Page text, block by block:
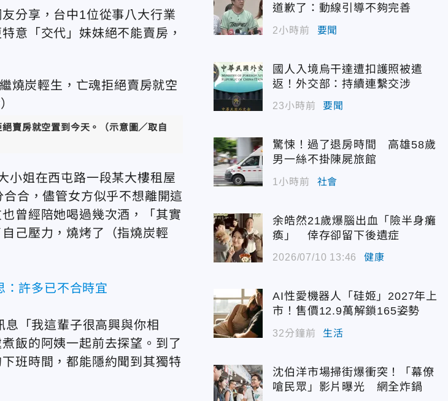
分享，台中1位從事八大行業
意「交代」妹妹絕不能賣房，
賣房就空置到今天。（示意圖／取自
小姐在西屯路一段某大樓租屋
合，儘管女方似乎不想離開這
曾經陪她喝過幾次酒，「其實
己壓力，燒烤了（指燒炭輕
許多已不合時宜
「我這輩子很高興與你相
飯的阿姨一起前去探望。到了
班時間，都能隱約聞到其獨特
道歉了：動線引導不夠完善
2小時前 要聞
國人入境烏干達遭扣護照被遣
返！外交部：持續連繫交涉
23小時前 要聞
驚悚！過了退房時間 高雄58歲
男一絲不掛陳屍旅館
1小時前 社會
余皓然21歲爆腦出血「險半身癱
瘓」 倖存卻留下後遺症
2026/07/10 13:46 健康
AI性愛機器人「硅姬」2027年上
市！售價12.9萬解鎖165姿勢
32分鐘前 生活
沈伯洋市場掃街爆衝突！「幕僚
嗆民眾」影片曝光 網全炸鍋